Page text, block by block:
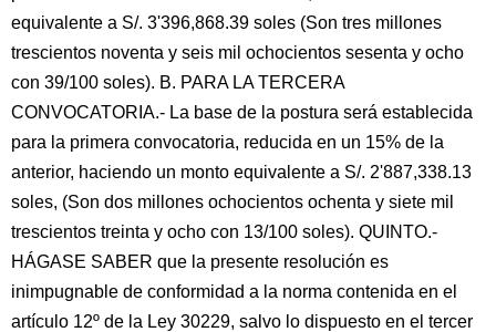
equivalente a S/. 3'396,868.39 soles (Son tres millones
trescientos noventa y seis mil ochocientos sesenta y ocho
con 39/100 soles). B. PARA LA TERCERA
CONVOCATORIA.- La base de la postura será establecida
para la primera convocatoria, reducida en un 15% de la
anterior, haciendo un monto equivalente a S/. 2'887,338.13
soles, (Son dos millones ochocientos ochenta y siete mil
trescientos treinta y ocho con 13/100 soles). QUINTO.-
HÁGASE SABER que la presente resolución es
inimpugnable de conformidad a la norma contenida en el
artículo 12º de la Ley 30229, salvo lo dispuesto en el tercer